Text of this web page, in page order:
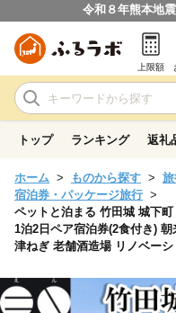
令和８年熊本地
上限額
トップ ランキング 返礼
ホーム ものから探す
宿泊券・パッケージ旅行
ペットと泊まる 竹田城 城下
1泊2日ペア宿泊券(2食付き)
津ねぎ 老舗酒造場 リノベー